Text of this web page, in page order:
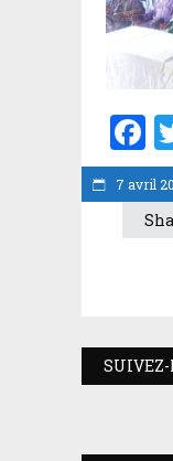
7 avril
SUIVEZ-